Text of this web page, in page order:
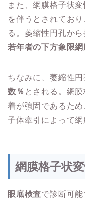
また、網膜格子状変
を伴うとされてお
る。萎縮性円孔か
若年者の下方象限網
ちなみに、萎縮性
数％ とされる。網
着が強固であるた
子体牽引によって網
網膜格子状
眼底検査で診断可能